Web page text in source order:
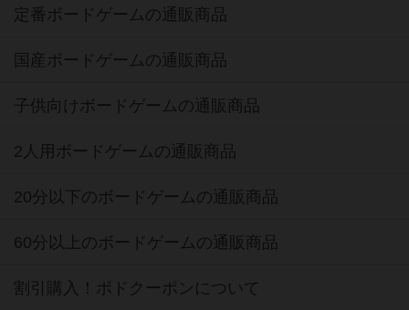
定番ボードゲームの通販商品
国産ボードゲームの通販商品
子供向けボードゲームの通販商品
2人用ボードゲームの通販商品
20分以下のボードゲームの通販商品
60分以上のボードゲームの通販商品
割引購入！ボドクーポンについて